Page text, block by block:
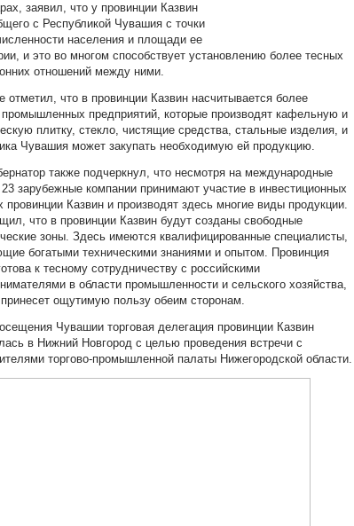
заявил, что у провинции Казвин
с Республикой Чувашия с точки
населения и площади ее
и это во многом способствует установлению более тесных
отношений между ними.
отметил, что в провинции Казвин насчитывается более
предприятий, которые производят кафельную и
плитку, стекло, чистящие средства, стальные изделия, и
Чувашия может закупать необходимую ей продукцию.
также подчеркнул, что несмотря на международные
23 зарубежные компании принимают участие в инвестиционных
провинции Казвин и производят здесь многие виды продукции.
что в провинции Казвин будут созданы свободные
зоны. Здесь имеются квалифицированные специалисты,
богатыми техническими знаниями и опытом. Провинция
к тесному сотрудничеству с российскими
в области промышленности и сельского хозяйства,
принесет ощутимую пользу обеим сторонам.
Чувашии торговая делегация провинции Казвин
в Нижний Новгород с целью проведения встречи с
торгово-промышленной палаты Нижегородской области.